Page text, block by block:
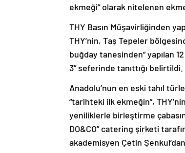
ekmeği” olarak nitelenen
THY Basın Müşavirliğinden
THY’nin, Taş Tepeler
buğday tanesinden” yapılan
3” seferinde tanıttığı belirtildi.
Anadolu’nun en eski tahıl
“tarihteki ilk ekmeğin”,
yeniliklerle birleştirme
DO&CO” catering şirketi
akademisyen Çetin Şenkul’dan